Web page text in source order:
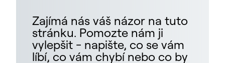
Zajímá nás váš názor na tuto
stránku. Pomozte nám ji
vylepšit - napište, co se vám
líbí, co vám chybí nebo co by